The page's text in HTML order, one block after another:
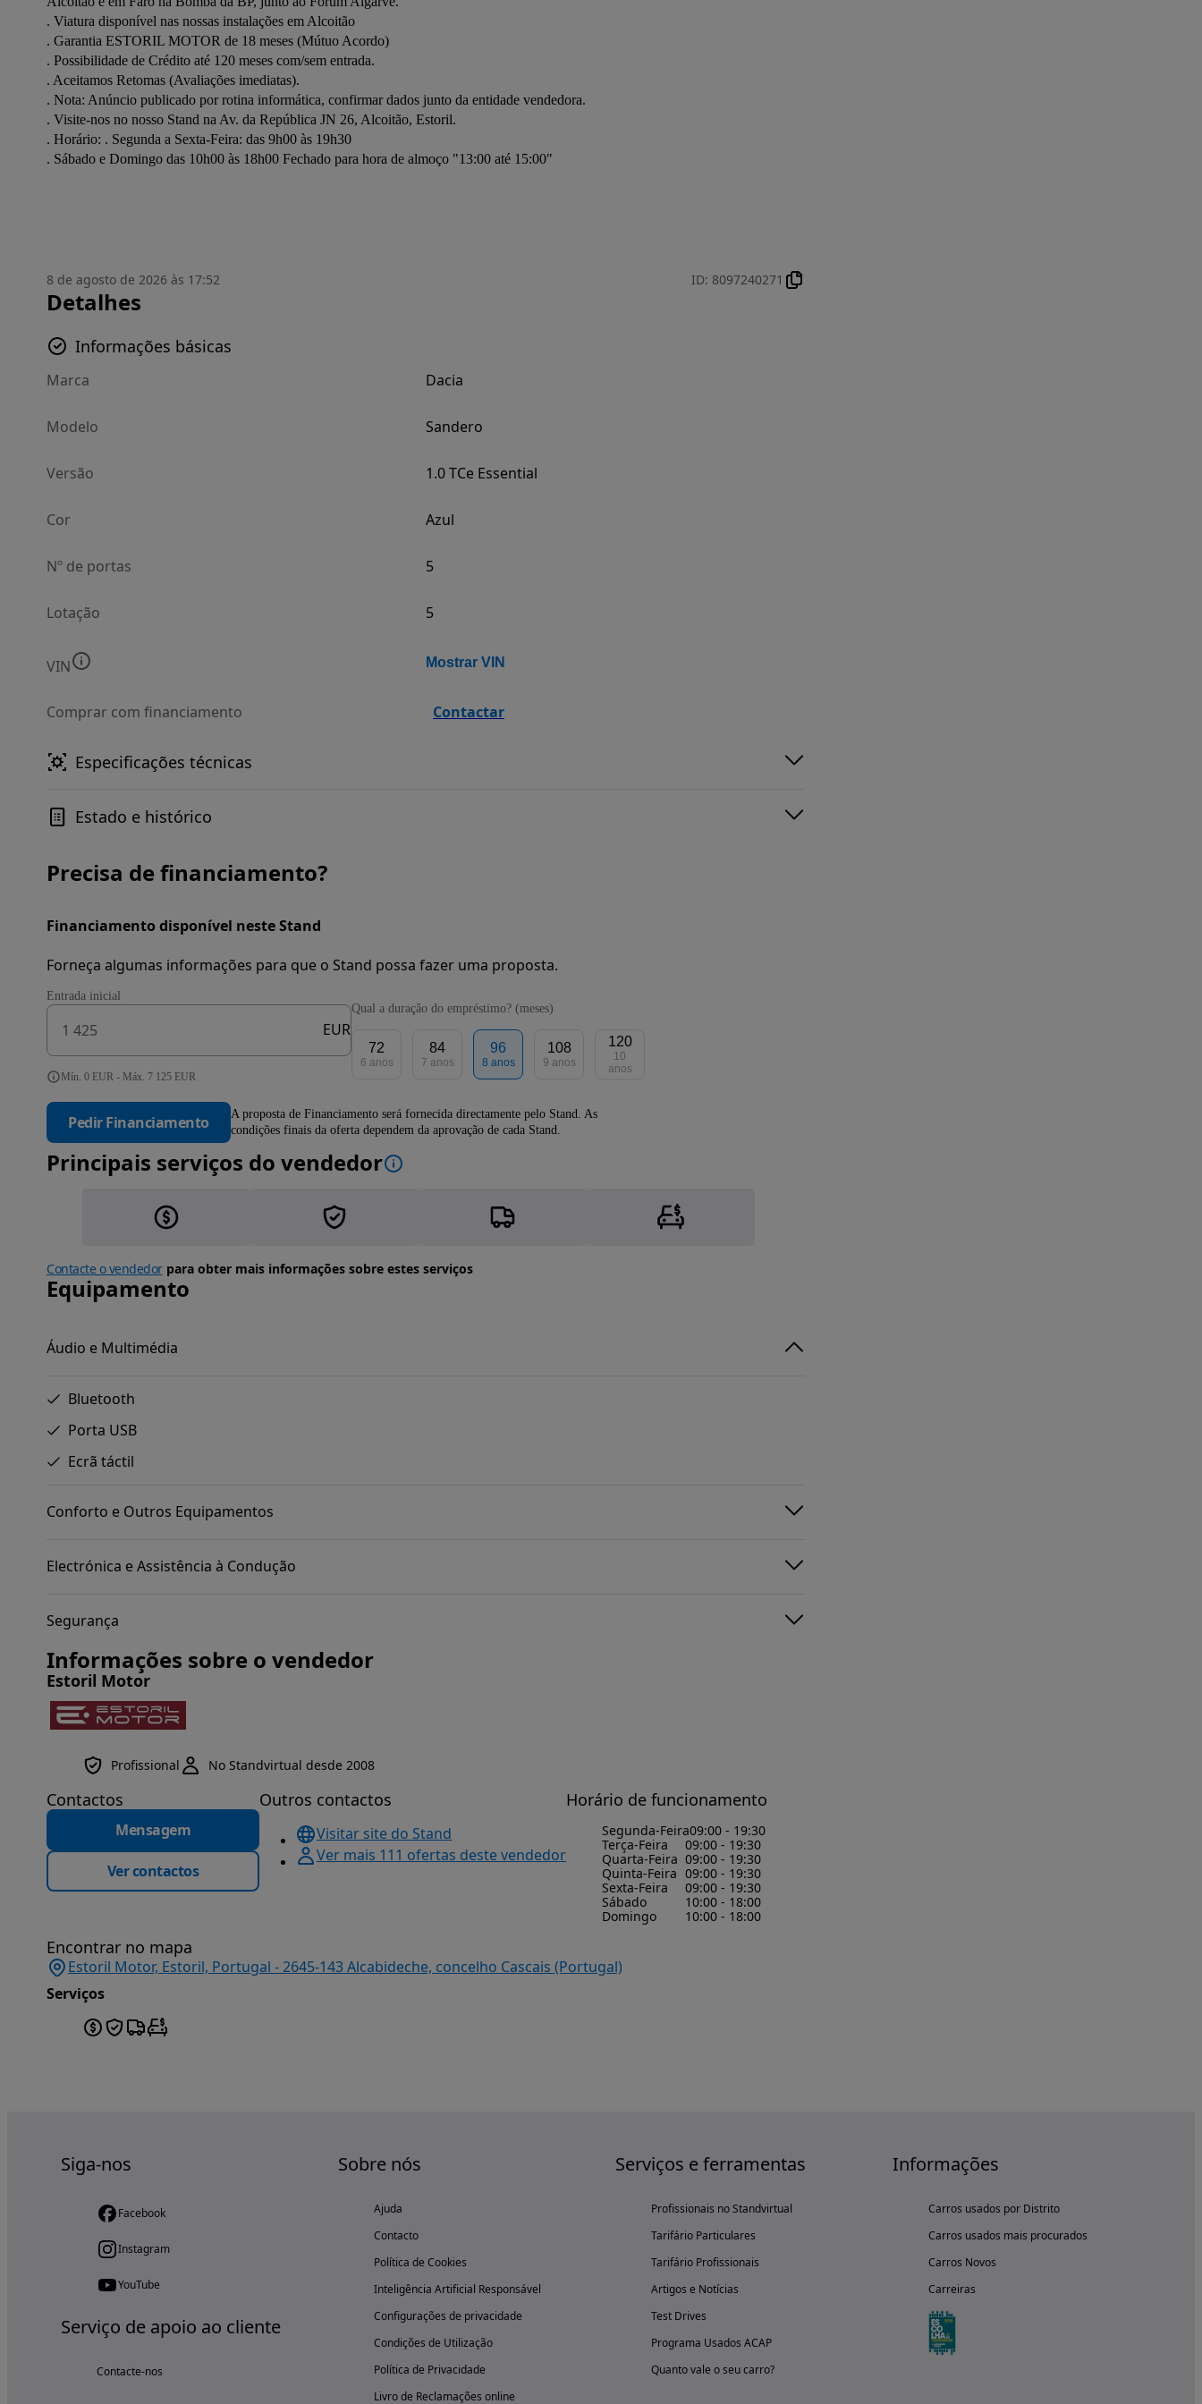
. Horário: . Segunda a Sexta-Feira: das 9h00 às 19h30
. Sábado e Domingo das 10h00 às 18h00 Fechado para hora de almoço "13:00 até 15:00"
8 de agosto de 2026 às 17:52 ID: 8097240271
Detalhes
Informações básicas
Marca Dacia
Modelo Sandero
Versão 1.0 TCe Essential
Cor Azul
Nº de portas 5
Lotação 5
VIN Mostrar VIN
Comprar com financiamento Contactar
Especificações técnicas
Estado e histórico
Precisa de financiamento?
Financiamento disponível neste Stand
Forneça algumas informações para que o Stand possa fazer uma proposta.
Entrada inicial
EUR
Mín. 0 EUR - Máx. 7 125 EUR
Qual a duração do empréstimo? (meses)
72
6 anos
84
7 anos
96
8 anos
108
9 anos
120
10
anos
Pedir Financiamento
A proposta de Financiamento será fornecida directamente pelo Stand. As
condições finais da oferta dependem da aprovação de cada Stand.
Principais serviços do vendedor
Contacte o vendedorpara obter mais informações sobre estes serviços
Equipamento
Áudio e Multimédia
Bluetooth
Porta USB
Ecrã táctil
Conforto e Outros Equipamentos
Electrónica e Assistência à Condução
Segurança
Informações sobre o vendedor
Estoril Motor
Profissional No Standvirtual desde 2008
Contactos
Mensagem
Ver contactos
Outros contactos
Visitar site do Stand
Ver mais 111 ofertas deste vendedor
Horário de funcionamento
Segunda-Feira09:00 - 19:30
Terça-Feira
09:00 - 19:30
Quarta-Feira 09:00 - 19:30
Quinta-Feira 09:00 - 19:30
Sexta-Feira
09:00 - 19:30
Sábado
10:00 - 18:00
Domingo
10:00 - 18:00
Encontrar no mapa
Estoril Motor, Estoril, Portugal - 2645-143 Alcabideche, concelho Cascais (Portugal)
Serviços
Siga-nos
Facebook
Instagram
YouTube
Serviço de apoio ao cliente
Contacte-nos
Sobre nós
Ajuda
Contacto
Política de Cookies
Inteligência Artificial Responsável
Configurações de privacidade
Condições de Utilização
Política de Privacidade
Livro de Reclamações online
Serviços e ferramentas
Profissionais no Standvirtual
Tarifário Particulares
Tarifário Profissionais
Artigos e Notícias
Test Drives
Programa Usados ACAP
Quanto vale o seu carro?
Informações
Carros usados por Distrito
Carros usados mais procurados
Carros Novos
Carreiras